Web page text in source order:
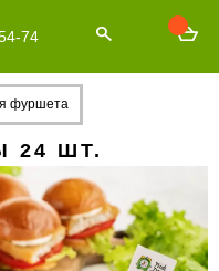
74
фуршета
24 ШТ.